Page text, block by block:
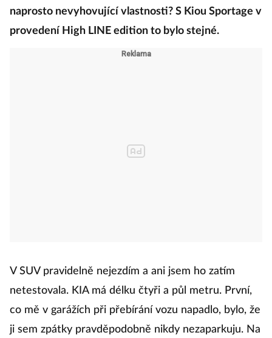
naprosto nevyhovující vlastnosti? S Kiou Sportage v
provedení High LINE edition to bylo stejné.
V SUV pravidelně nejezdím a ani jsem ho zatím
netestovala. KIA má délku čtyři a půl metru. První,
co mě v garážích při přebírání vozu napadlo, bylo, že
ji sem zpátky pravděpodobně nikdy nezaparkuju. Na